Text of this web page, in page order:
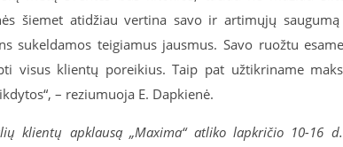
šiemet atidžiau vertina savo ir artimųjų
sukeldamos teigiamus jausmus. Savo ruožtu
visus klientų poreikius. Taip pat užtikriname
– reziumuoja E. Dapkienė.
klientų apklausą „Maxima“ atliko lapkričio 10-16